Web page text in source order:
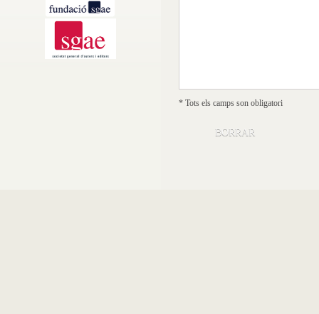
* Tots els camps son obligatori
BORRAR